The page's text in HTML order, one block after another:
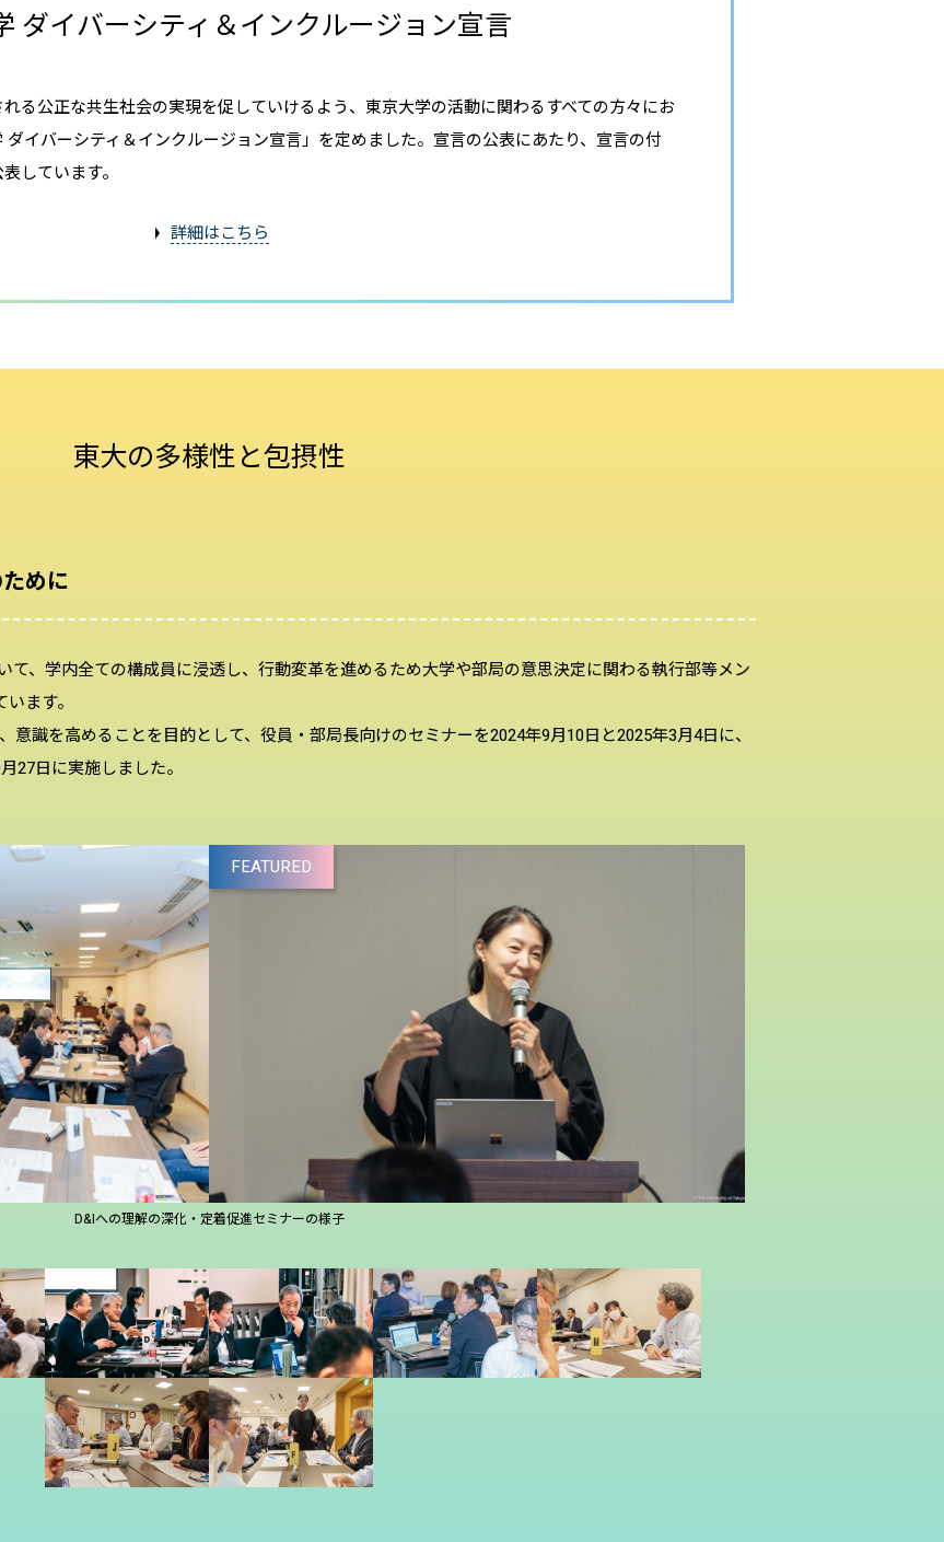
ダイバーシティ＆インクルージョン宣言
る公正な共生社会の実現を促していけるよう、東京大学の活動に関わるすべての方々にお
イバーシティ＆インクルージョン宣言」を定めました。宣言の公表にあたり、宣言の付
しています。
詳細はこちら
東大の多様性と包摂性
めに
て、学内全ての構成員に浸透し、行動変革を進めるため大学や部局の意思決定に関わる執行部等メン
ます。
意識を高めることを目的として、役員・部局長向けのセミナーを2024年9月10日と2025年3月4日に、
27日に実施しました。
FEATURED
D&Iへの理解の深化・定着促進セミナーの様子